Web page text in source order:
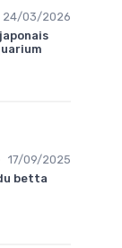
24/03/2026
17/09/2025
betta